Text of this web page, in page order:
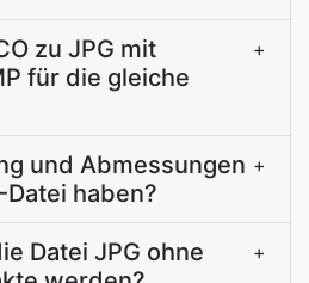
zu JPG mit
für die gleiche
+
und Abmessungen
haben?
+
Datei JPG ohne
+